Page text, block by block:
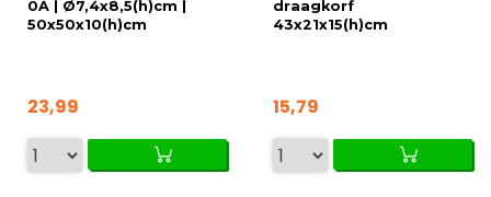
0A | Ø7,4x8,5(h)cm |
50x50x10(h)cm
23,99
draagkorf
43x21x15(h)cm
15,79